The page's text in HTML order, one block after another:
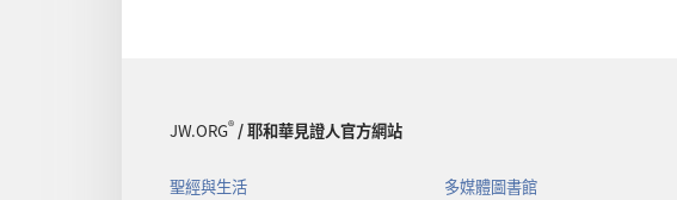
JW.ORG®/ 耶和華見證人官方網站
聖經與生活 多媒體圖書館